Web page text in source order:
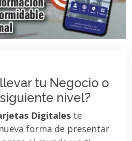
tu Negocio o
nivel?
Digitales te
forma de presentar